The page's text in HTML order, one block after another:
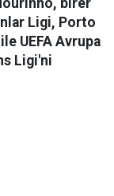
birer
Ligi, Porto
UEFA Avrupa
Ligi'ni